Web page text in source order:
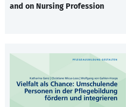
and on Nursing Profession